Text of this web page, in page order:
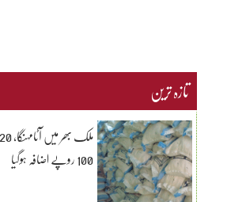
تازہ ترین
100 روپے اضافہ ہوگیا